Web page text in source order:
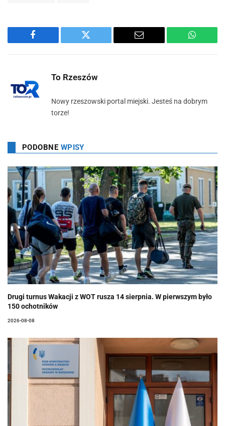
Facebook Twitter Email
To Rzeszów
Nowy rzeszowski portal miejski. Jesteś na dobrym
torze!
PODOBNE WPISY
Drugi turnus Wakacji z WOT rusza 14 sierpnia. W pierwszym było
150 ochotników
2026-08-08